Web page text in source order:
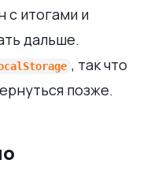
с итогами и
дальше.
, так что
позже.